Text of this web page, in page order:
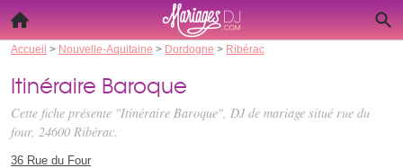
Accueil > Nouvelle-Aquitaine > Dordogne > Ribérac
Itinéraire Baroque
Cette fiche présente "Itinéraire Baroque", DJ de mariage situé rue du
four, 24600 Ribérac.
36 Rue du Four